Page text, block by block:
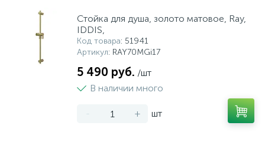
Стойка для душа, золото матовое, Ray,
IDDIS,
Код товара: 51941
Артикул: RAY70MGi17
5 490 руб. /шт
В наличии много
- + шт